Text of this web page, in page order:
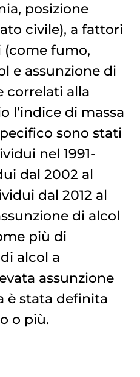
posizione
civile), a fattori
fumo,
e assunzione di
correlati alla
l’indice di massa
sono stati
nel 1991-
dal 2002 al
dal 2012 al
di alcol
più di
alcol a
assunzione
è stata definita
o più.